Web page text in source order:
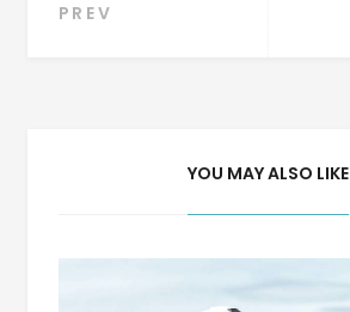
Navigation
PREV
YOU MAY ALSO LIKE